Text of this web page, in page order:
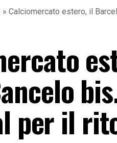
» Calciomercato estero, il
per il